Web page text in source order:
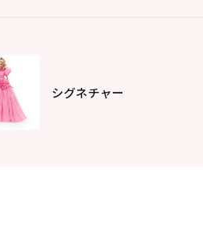
シグネチャー